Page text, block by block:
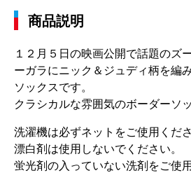
商品説明
１２月５日の映画公開で話題のズ
ーガラにニック＆ジュディ柄を編
ソックスです。
クラシカルな雰囲気のボーダーソ
洗濯機は必ずネットをご使用くださ
漂白剤は使用しないでください。
蛍光剤の入っていない洗剤をご使